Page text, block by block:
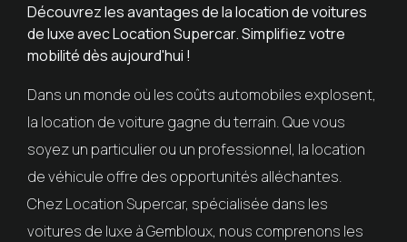
Découvrez les avantages de la location de voitures
de luxe avec Location Supercar. Simplifiez votre
mobilité dès aujourd'hui !
Dans un monde où les coûts automobiles explosent,
la location de voiture gagne du terrain. Que vous
soyez un particulier ou un professionnel, la location
de véhicule offre des opportunités alléchantes.
Chez Location Supercar, spécialisée dans les
voitures de luxe à Gembloux, nous comprenons les